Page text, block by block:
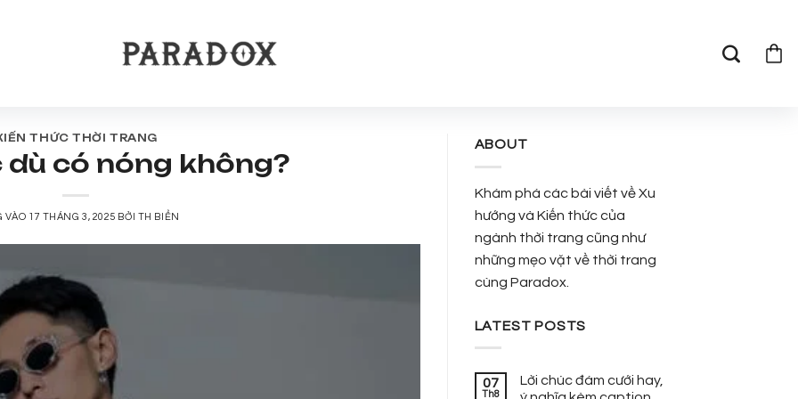
THỨC THỜI TRANG
dù có nóng không?
VÀO 17 THÁNG 3, 2025 BỞI TH BIỂN
ABOUT
Khám phá các bài viết về Xu
hướng và Kiến thức của
ngành thời trang cũng như
những mẹo vặt về thời trang
cùng Paradox.
LATEST POSTS
07
Th8
Lời chúc đám cưới hay,